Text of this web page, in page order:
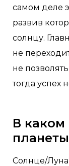
самом деле
развив
солнцу.
не
не
тогда успех
В
планеты
Солнце/Луна